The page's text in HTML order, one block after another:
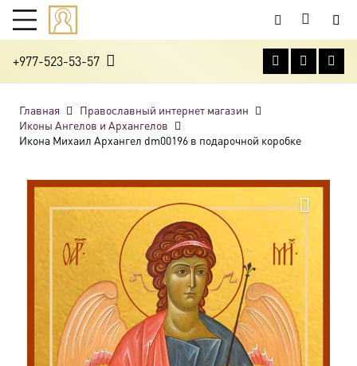
+977-523-53-57
Главная
Православный интернет магазин
Иконы Ангелов и Архангелов
Икона Михаил Архангел dm00196 в подарочной коробке